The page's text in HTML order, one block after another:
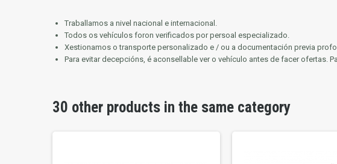
Traballamos a nivel nacional e internacional.
Todos os vehículos foron verificados por persoal especializado.
Xestionamos o transporte personalizado e / ou a documentación previa
Para evitar decepcións, é aconsellable ver o vehículo antes de facer ofertas.
30 other products in the same category